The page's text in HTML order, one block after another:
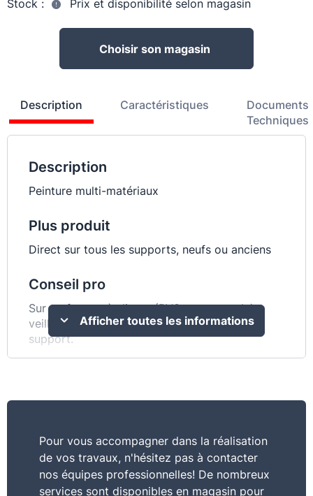
Stock : Prix et disponibilité selon magasin
Choisir son magasin
Description Caractéristiques
Documents
Techniques
Description
Peinture multi-matériaux
Plus produit
Direct sur tous les supports, neufs ou anciens
Conseil pro
Sur surfaces très lisses (PVC par exemple),
veillez à très soigneusement dépoussiérer le
support.
Une seule peinture pour tout, c’est tellement
Commentaire
Une seule peinture pour tous les supports ! - La
Afficher toutes les informations
Pour vous accompagner dans la réalisation
de vos travaux, n'hésitez pas à contacter
nos équipes professionnelles! De nombreux
services sont disponibles en magasin pour